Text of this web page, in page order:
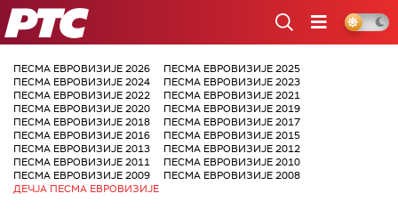
РТС
ПЕСМА ЕВРОВИЗИЈЕ 2026
ПЕСМА ЕВРОВИЗИЈЕ 2025
ПЕСМА ЕВРОВИЗИЈЕ 2024
ПЕСМА ЕВРОВИЗИЈЕ 2023
ПЕСМА ЕВРОВИЗИЈЕ 2022
ПЕСМА ЕВРОВИЗИЈЕ 2021
ПЕСМА ЕВРОВИЗИЈЕ 2020
ПЕСМА ЕВРОВИЗИЈЕ 2019
ПЕСМА ЕВРОВИЗИЈЕ 2018
ПЕСМА ЕВРОВИЗИЈЕ 2017
ПЕСМА ЕВРОВИЗИЈЕ 2016
ПЕСМА ЕВРОВИЗИЈЕ 2015
ПЕСМА ЕВРОВИЗИЈЕ 2013
ПЕСМА ЕВРОВИЗИЈЕ 2012
ПЕСМА ЕВРОВИЗИЈЕ 2011
ПЕСМА ЕВРОВИЗИЈЕ 2010
ПЕСМА ЕВРОВИЗИЈЕ 2009
ПЕСМА ЕВРОВИЗИЈЕ 2008
ДЕЧЈА ПЕСМА ЕВРОВИЗИЈЕ